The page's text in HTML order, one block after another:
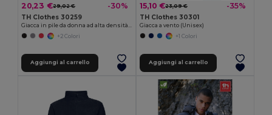
20,23 €29,02 € -30%
TH Clothes 30259
+2 Colori
Aggiungi al carrello
15,10 €23,09 € -35%
TH Clothes 30301
Giacca a vento (Unisex)
+1 Colori
Aggiungi al carrello